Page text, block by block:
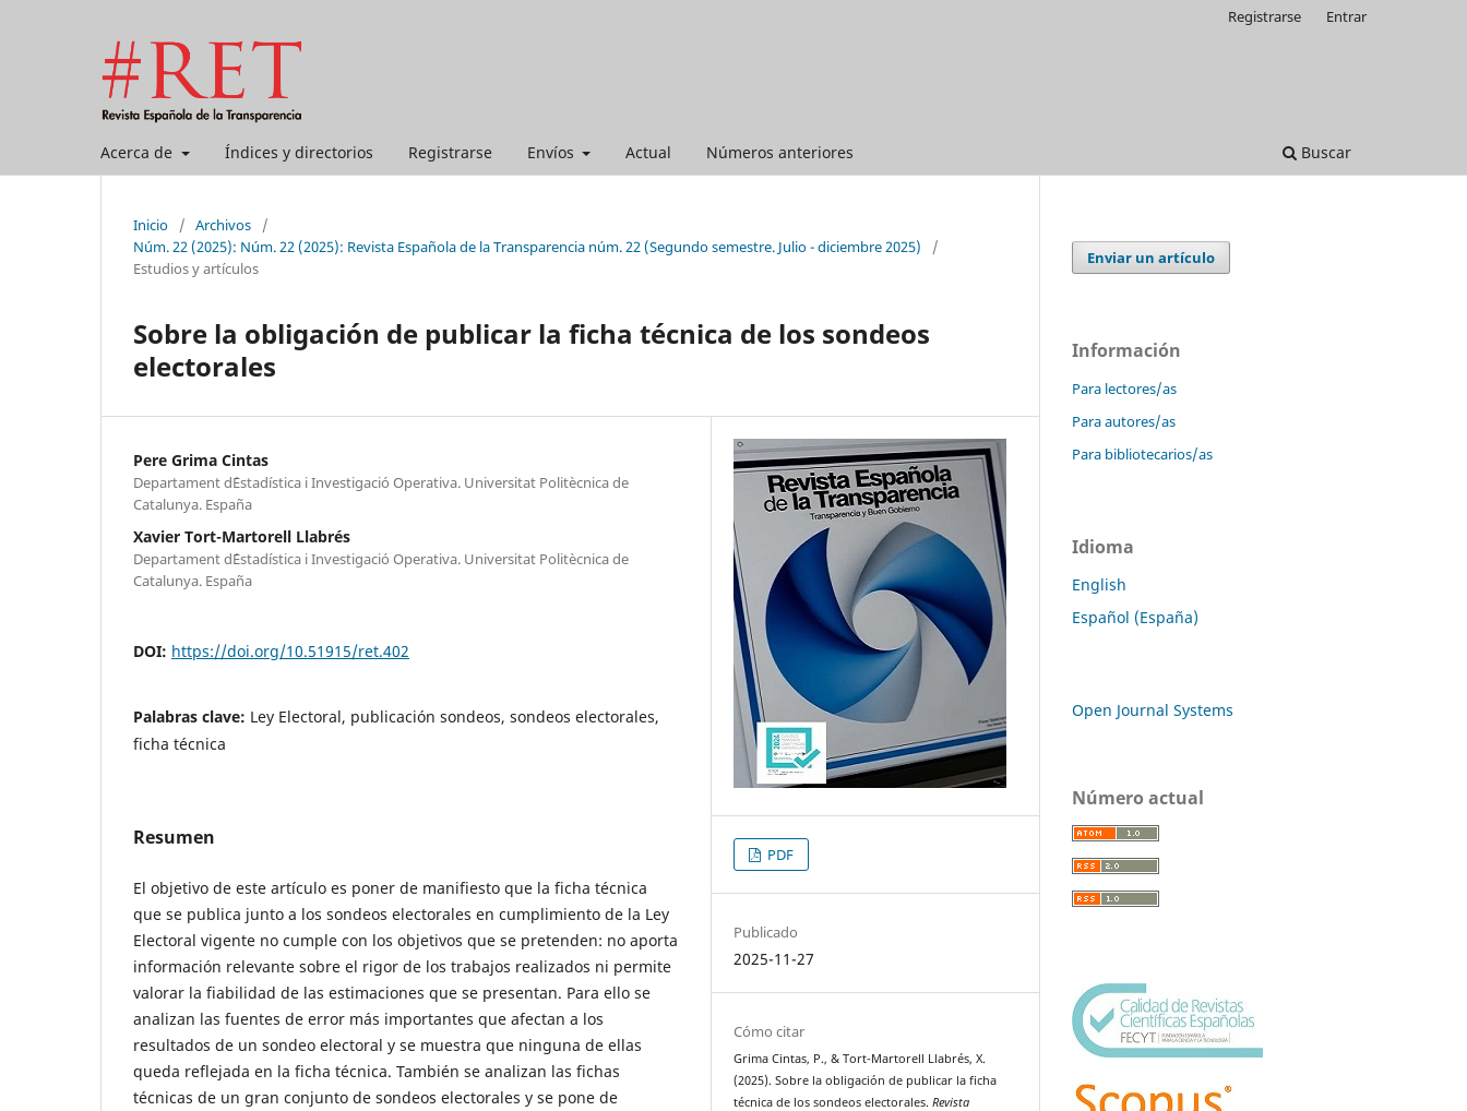
Acerca de Índices y directorios Registrarse Envíos Actual Números anteriores Buscar
Registrarse Entrar
Inicio / Archivos
/
Núm. 22 (2025): Núm. 22 (2025): Revista Española de la Transparencia núm. 22 (Segundo semestre. Julio - diciembre 2025)
/
Estudios y artículos
Sobre la obligación de publicar la ficha técnica de los sondeos
electorales
Pere Grima Cintas
Departament d´Estadística i Investigació Operativa. Universitat Politècnica de
Catalunya. España
Xavier Tort-Martorell Llabrés
Departament d´Estadística i Investigació Operativa. Universitat Politècnica de
Catalunya. España
DOI: https://doi.org/10.51915/ret.402
Palabras clave: Ley Electoral, publicación sondeos, sondeos electorales,
ficha técnica
Resumen
El objetivo de este artículo es poner de manifiesto que la ficha técnica
que se publica junto a los sondeos electorales en cumplimiento de la Ley
Electoral vigente no cumple con los objetivos que se pretenden: no aporta
información relevante sobre el rigor de los trabajos realizados ni permite
valorar la fiabilidad de las estimaciones que se presentan. Para ello se
analizan las fuentes de error más importantes que afectan a los
resultados de un sondeo electoral y se muestra que ninguna de ellas
queda reflejada en la ficha técnica. También se analizan las fichas
técnicas de un gran conjunto de sondeos electorales y se pone de
PDF
Publicado
2025-11-27
Cómo citar
Grima Cintas, P., & Tort-Martorell Llabrés, X.
(2025). Sobre la obligación de publicar la ficha
técnica de los sondeos electorales.Revista
Enviar un artículo
Información
Para lectores/as
Para autores/as
Para bibliotecarios/as
Idioma
English
Español (España)
Open Journal Systems
Número actual